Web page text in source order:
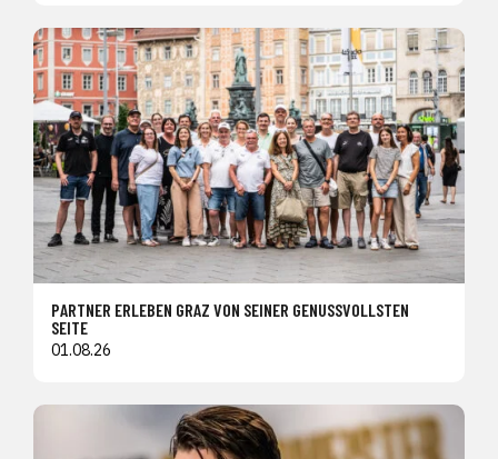
PARTNER ERLEBEN GRAZ VON SEINER GENUSSVOLLSTEN
SEITE
01.08.26